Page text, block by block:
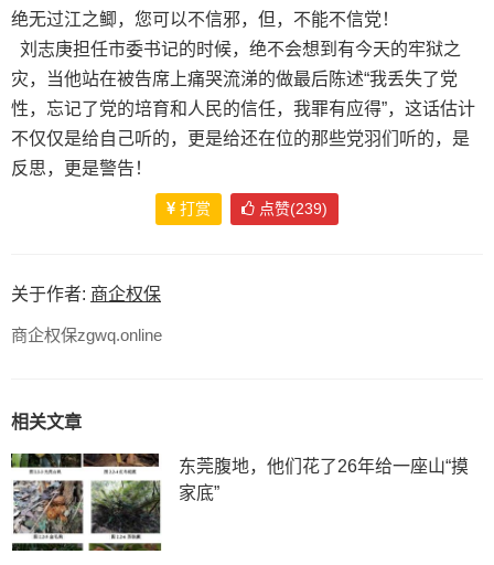
绝无过江之鲫，您可以不信邪，但，不能不信党！
刘志庚担任市委书记的时候，绝不会想到有今天的牢狱之
灾，当他站在被告席上痛哭流涕的做最后陈述“我丢失了党
性，忘记了党的培育和人民的信任，我罪有应得”，这话估计
不仅仅是给自己听的，更是给还在位的那些党羽们听的，是
反思，更是警告！
打赏 点赞(239)
关于作者: 商企权保
商企权保zgwq.online
相关文章
东莞腹地，他们花了26年给一座山“摸
家底”